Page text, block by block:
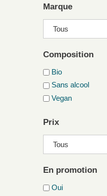
Marque
Composition
Bio
Sans alcool
Vegan
Prix
En promotion
Oui